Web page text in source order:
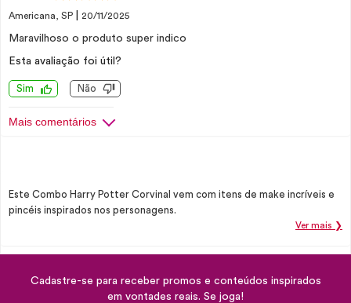
Americana, SP 20/11/2025
Maravilhoso o produto super indico
Esta avaliação foi útil?
Sim Não
Mais comentários
Este Combo Harry Potter Corvinal vem com itens de make incríveis e
pincéis inspirados nos personagens.
Ver mais ❯
Cadastre-se para receber promos e conteúdos inspirados
em vontades reais. Se joga!